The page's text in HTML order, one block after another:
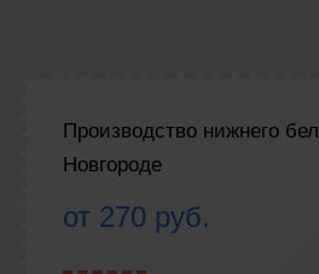
Производство нижнего
Новгороде
от 270 руб.